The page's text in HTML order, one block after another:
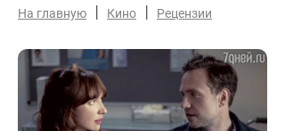
На главную | Кино | Рецензии